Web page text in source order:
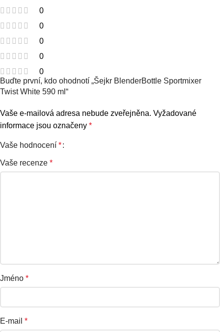
0
0
0
0
0
Buďte první, kdo ohodnotí „Šejkr BlenderBottle Sportmixer
Twist White 590 ml“
Vaše e-mailová adresa nebude zveřejněna. Vyžadované
informace jsou označeny *
Vaše hodnocení *
Vaše recenze *
Jméno *
E-mail *